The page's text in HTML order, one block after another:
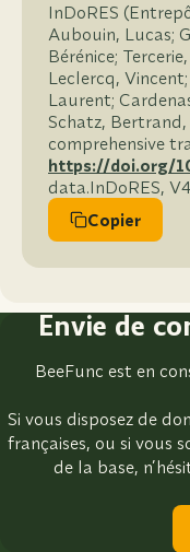
InDoRES
Aubouin, Lucas;
Bérénice;
Leclercq,
Laurent;
Schatz, Bertrand,
comprehensive
https://doi.org/
data.InDoRES,
Copier
Envie de
BeeFunc est en
Si vous disposez de
françaises, ou si vous
de la base,